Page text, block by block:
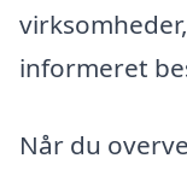
informeret
Når du